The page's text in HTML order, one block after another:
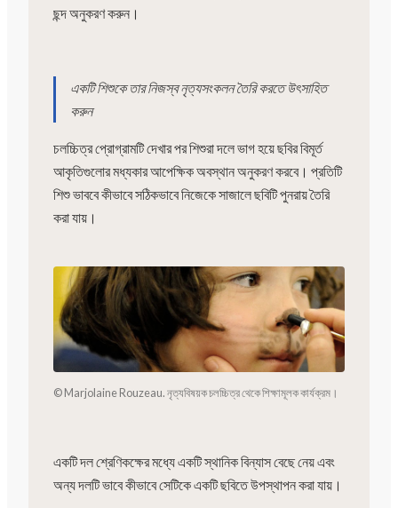
ছন্দ অনুকরণ করুন।
একটি শিশুকে তার নিজস্ব নৃত্যসংকলন তৈরি করতে উৎসাহিত
করুন
চলচ্চিত্র প্রোগ্রামটি দেখার পর শিশুরা দলে ভাগ হয়ে ছবির বিমূর্ত
আকৃতিগুলোর মধ্যকার আপেক্ষিক অবস্থান অনুকরণ করবে। প্রতিটি
শিশু ভাববে কীভাবে সঠিকভাবে নিজেকে সাজালে ছবিটি পুনরায় তৈরি
করা যায়।
© Marjolaine Rouzeau. নৃত্যবিষয়ক চলচ্চিত্র থেকে শিক্ষামূলক কার্যক্রম।
একটি দল শ্রেণিকক্ষের মধ্যে একটি স্থানিক বিন্যাস বেছে নেয় এবং
অন্য দলটি ভাবে কীভাবে সেটিকে একটি ছবিতে উপস্থাপন করা যায়।